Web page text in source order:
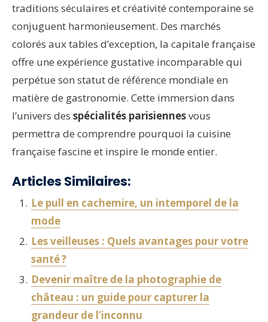
traditions séculaires et créativité contemporaine se
conjuguent harmonieusement. Des marchés
colorés aux tables d’exception, la capitale française
offre une expérience gustative incomparable qui
perpétue son statut de référence mondiale en
matière de gastronomie. Cette immersion dans
l’univers des spécialités parisiennesvous
permettra de comprendre pourquoi la cuisine
française fascine et inspire le monde entier.
Articles Similaires:
Le pull en cachemire, un intemporel de la
mode
Les veilleuses : Quels avantages pour votre
santé ?
Devenir maître de la photographie de
château : un guide pour capturer la
grandeur de l’inconnu